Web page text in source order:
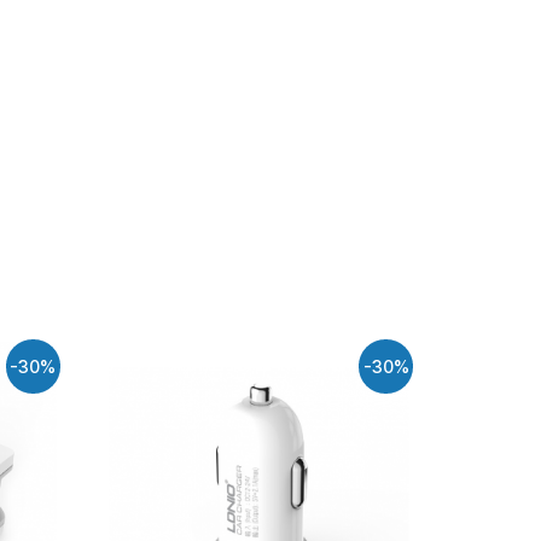
-30% -30%